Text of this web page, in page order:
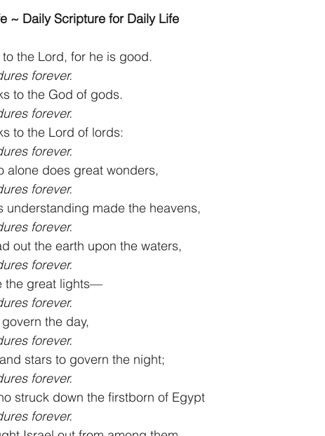
~ Daily Scripture for Daily Life
the Lord, for he is good.
forever.
to the God of gods.
forever.
to the Lord of lords:
forever.
alone does great wonders,
forever.
understanding made the heavens,
forever.
out the earth upon the waters,
forever.
the great lights—
forever.
the day,
forever.
stars to govern the night;
forever.
struck down the firstborn of Egypt
forever.